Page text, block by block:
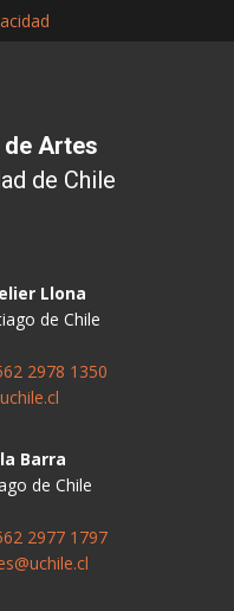
Artes
de Chile
Llona
de Chile
2978 1350
Barra
de Chile
2977 1797